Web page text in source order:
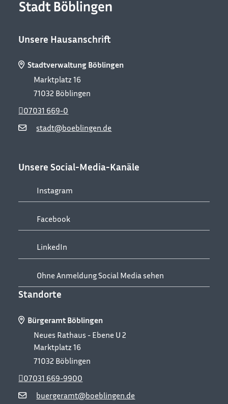
Unsere Hausanschrift
Stadtverwaltung Böblingen
Marktplatz 16
71032 Böblingen
stadt@boeblingen.de
07031 669-0
Unsere Social-Media-Kanäle
Instagram
Facebook
LinkedIn
Ohne Anmeldung Social Media sehen
Standorte
Bürgeramt Böblingen
Neues Rathaus - Ebene U 2
Marktplatz 16
71032 Böblingen
buergeramt@boeblingen.de
07031 669-9900